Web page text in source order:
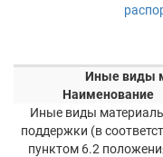
Иные виды
Наименование
Иные виды
поддержки (в
пунктом 6.2